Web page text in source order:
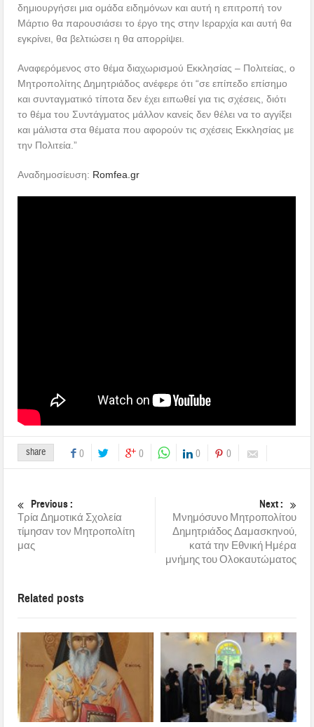
δημιουργήσει μια ομάδα ειδημόνων και αυτή η επιτροπή τον
Μάρτιο θα παρουσιάσει το έργο της στην Ιεραρχία και αυτή θα
εγκρίνει, θα βελτιώσει η θα απορρίψει.
Αναφερόμενος στο θέμα διαχωρισμού Εκκλησίας – Πολιτείας, ο
Μητροπολίτης Δημητριάδος ανέφερε ότι “σε επίπεδο επίσημο
και συνταγματικό τίποτα δεν έχει ειπωθεί για τις σχέσεις, διότι
το θέμα του Συντάγματος μάλλον κανείς δεν θέλει να το αγγίξει
και μάλιστα στα θέματα που αφορούν τις σχέσεις Εκκλησίας με
την Πολιτεία.”
Αναδημοσίευση: Romfea.gr
share 0 0 0 0
Previous :
Τρία Δημοτικά Σχολεία
τίμησαν τον Μητροπολίτη
μας
Next :
Μνημόσυνο Μητροπολίτου
Δημητριάδος Δαμασκηνού,
κατά την Εθνική Ημέρα
μνήμης του Ολοκαυτώματος
Related posts